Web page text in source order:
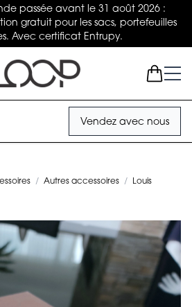
passée avant le 31 août 2026 :
gratuit pour les sacs, portefeuilles
Avec certificat Entrupy.
Vendez avec nous
/ Autres accessoires /
Louis